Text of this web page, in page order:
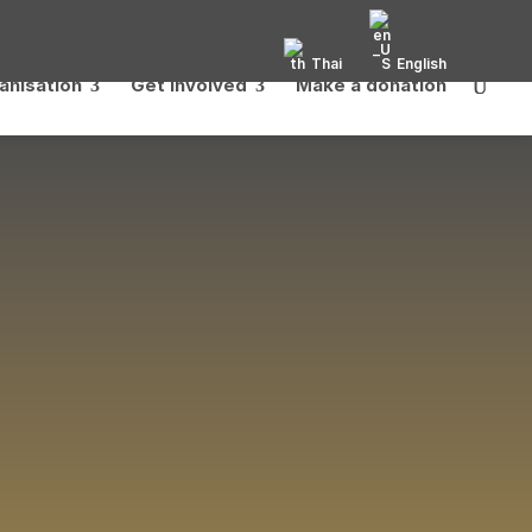
Thai English
Get Involved Make a donation